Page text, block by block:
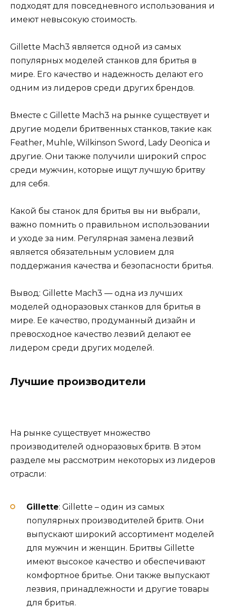
подходят для повседневного использования и
имеют невысокую стоимость.
Gillette Mach3 является одной из самых
популярных моделей станков для бритья в
мире. Его качество и надежность делают его
одним из лидеров среди других брендов.
Вместе с Gillette Mach3 на рынке существует и
другие модели бритвенных станков, такие как
Feather, Muhle, Wilkinson Sword, Lady Deonica и
другие. Они также получили широкий спрос
среди мужчин, которые ищут лучшую бритву
для себя.
Какой бы станок для бритья вы ни выбрали,
важно помнить о правильном использовании
и уходе за ним. Регулярная замена лезвий
является обязательным условием для
поддержания качества и безопасности бритья.
Вывод: Gillette Mach3 — одна из лучших
моделей одноразовых станков для бритья в
мире. Ее качество, продуманный дизайн и
превосходное качество лезвий делают ее
лидером среди других моделей.
Лучшие производители
На рынке существует множество
производителей одноразовых бритв. В этом
разделе мы рассмотрим некоторых из лидеров
отрасли:
Gillette: Gillette – один из самых
популярных производителей бритв. Они
выпускают широкий ассортимент моделей
для мужчин и женщин. Бритвы Gillette
имеют высокое качество и обеспечивают
комфортное бритье. Они также выпускают
лезвия, принадлежности и другие товары
для бритья.